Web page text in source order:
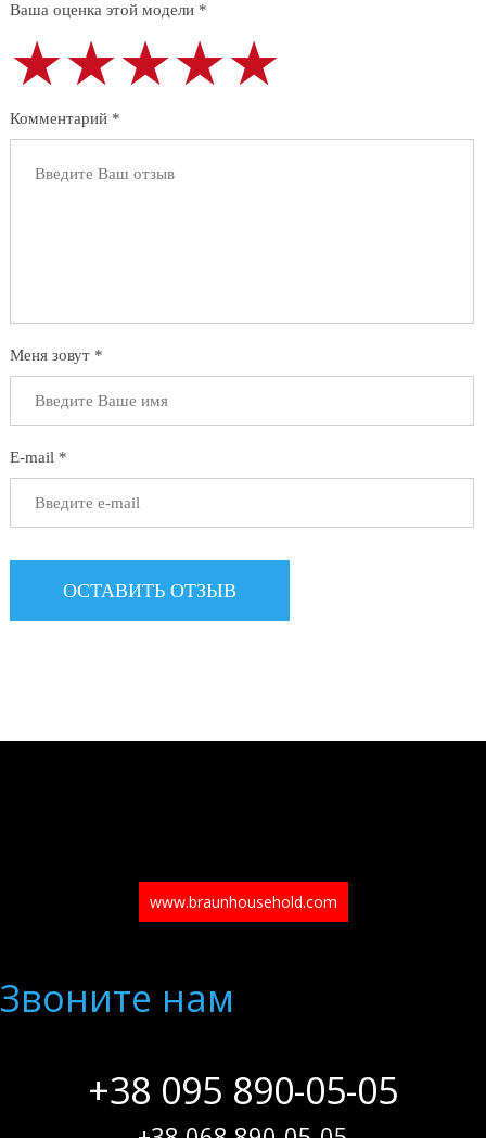
Ваша оценка этой модели *
★★★★★
★★★★★
★★★★★
Комментарий *
Меня зовут *
E-mail *
www.braunhousehold.com
Звоните нам
+38 095 890-05-05